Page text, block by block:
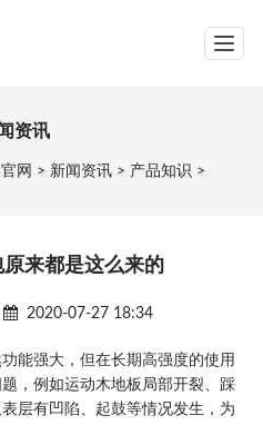
网站导航
资讯
网 > 新闻资讯> 产品知识 >
来都是这么来的
2020-07-27 18:34
强大，但在长期高强度的使用
，例如运动木地板局部开裂、踩
层有凹陷、起鼓等情况发生，为